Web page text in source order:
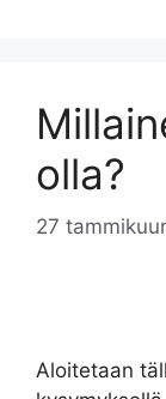
olla?
27
Aloitetaan